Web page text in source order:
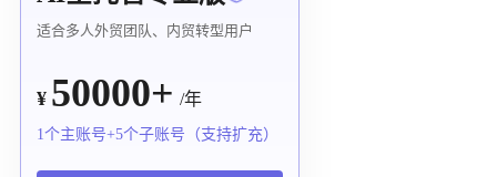
适合多人外贸团队、内贸转型用户
¥ 50000+ /年
1个主账号+5个子账号（支持扩充）